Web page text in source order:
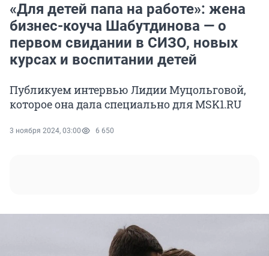
«Для детей папа на работе»: жена
бизнес-коуча Шабутдинова — о
первом свидании в СИЗО, новых
курсах и воспитании детей
Публикуем интервью Лидии Муцольговой,
которое она дала специально для MSK1.RU
3 ноября 2024, 03:00 6 650